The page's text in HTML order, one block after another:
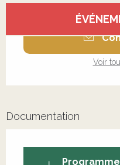
Ouverture et
Voir
Documentation
Programme